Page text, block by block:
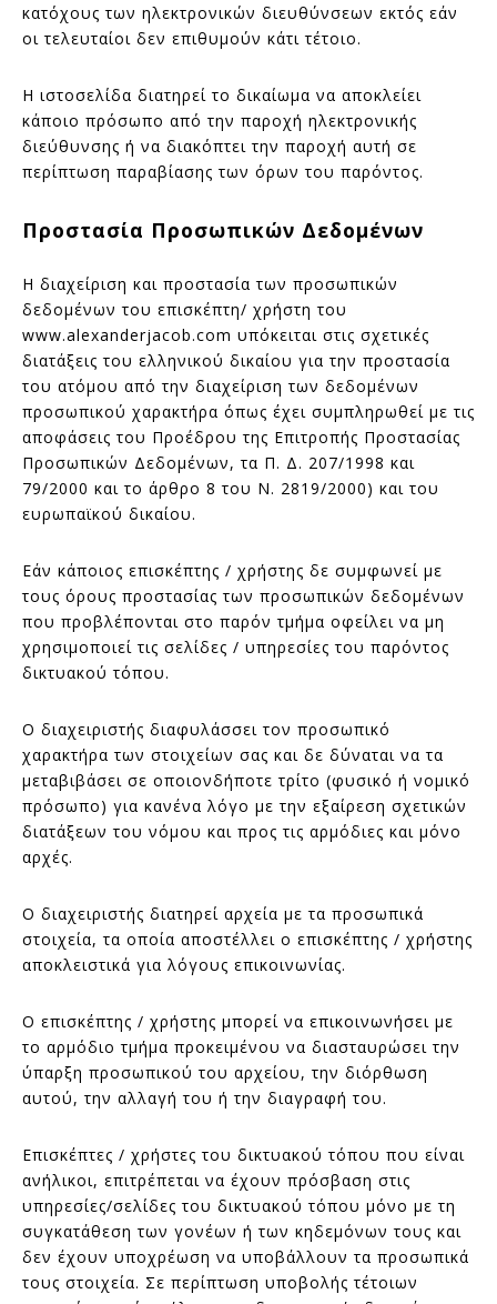
κατόχους των ηλεκτρονικών διευθύνσεων εκτός εάν
οι τελευταίοι δεν επιθυμούν κάτι τέτοιο.
Η ιστοσελίδα διατηρεί το δικαίωμα να αποκλείει
κάποιο πρόσωπο από την παροχή ηλεκτρονικής
διεύθυνσης ή να διακόπτει την παροχή αυτή σε
περίπτωση παραβίασης των όρων του παρόντος.
Προστασία Προσωπικών Δεδομένων
Η διαχείριση και προστασία των προσωπικών
δεδομένων του επισκέπτη/ χρήστη του
www.alexanderjacob.com υπόκειται στις σχετικές
διατάξεις του ελληνικού δικαίου για την προστασία
του ατόμου από την διαχείριση των δεδομένων
προσωπικού χαρακτήρα όπως έχει συμπληρωθεί με τις
αποφάσεις του Προέδρου της Επιτροπής Προστασίας
Προσωπικών Δεδομένων, τα Π. Δ. 207/1998 και
79/2000 και το άρθρο 8 του Ν. 2819/2000) και του
ευρωπαϊκού δικαίου.
Εάν κάποιος επισκέπτης / χρήστης δε συμφωνεί με
τους όρους προστασίας των προσωπικών δεδομένων
που προβλέπονται στο παρόν τμήμα οφείλει να μη
χρησιμοποιεί τις σελίδες / υπηρεσίες του παρόντος
δικτυακού τόπου.
Ο διαχειριστής διαφυλάσσει τον προσωπικό
χαρακτήρα των στοιχείων σας και δε δύναται να τα
μεταβιβάσει σε οποιονδήποτε τρίτο (φυσικό ή νομικό
πρόσωπο) για κανένα λόγο με την εξαίρεση σχετικών
διατάξεων του νόμου και προς τις αρμόδιες και μόνο
αρχές.
Ο διαχειριστής διατηρεί αρχεία με τα προσωπικά
στοιχεία, τα οποία αποστέλλει ο επισκέπτης / χρήστης
αποκλειστικά για λόγους επικοινωνίας.
Ο επισκέπτης / χρήστης μπορεί να επικοινωνήσει με
το αρμόδιο τμήμα προκειμένου να διασταυρώσει την
ύπαρξη προσωπικού του αρχείου, την διόρθωση
αυτού, την αλλαγή του ή την διαγραφή του.
Επισκέπτες / χρήστες του δικτυακού τόπου που είναι
ανήλικοι, επιτρέπεται να έχουν πρόσβαση στις
υπηρεσίες/σελίδες του δικτυακού τόπου μόνο με τη
συγκατάθεση των γονέων ή των κηδεμόνων τους και
δεν έχουν υποχρέωση να υποβάλλουν τα προσωπικά
τους στοιχεία. Σε περίπτωση υποβολής τέτοιων